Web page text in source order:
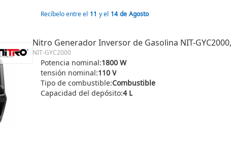
Recíbelo entre el 11 y el 14 de Agosto
Nitro Generador Inversor de Gasolina NIT-
NIT-GYC2000
Potencia nominal:1800 W
tensión nominal:110 V
Tipo de combustible:Combustible
Capacidad del depósito:4 L